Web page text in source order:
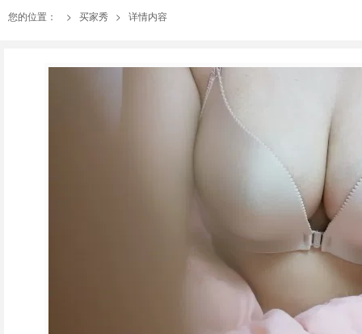
您的位置： > 买家秀 > 详情内容